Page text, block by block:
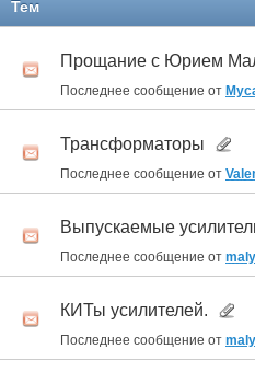
Тем
Прощание с Юрием
Последнее сообщение от
Трансформаторы
Последнее сообщение от
Выпускаемые
Последнее сообщение от
КИТы усилителей.
Последнее сообщение от